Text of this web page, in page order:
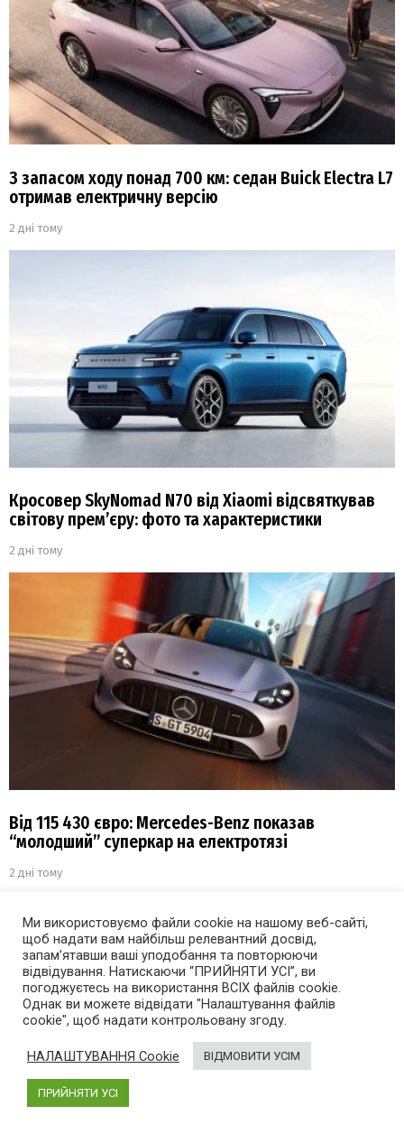
З запасом ходу понад 700 км: седан Buick Electra L7
отримав електричну версію
2 дні тому
Кросовер SkyNomad N70 від Xiaomi відсвяткував
світову прем’єру: фото та характеристики
2 дні тому
Від 115 430 євро: Mercedes-Benz показав
“молодший” суперкар на електротязі
2 дні тому
Ми використовуємо файли cookie на нашому веб-сайті,
щоб надати вам найбільш релевантний досвід,
запам’ятавши ваші уподобання та повторюючи
відвідування. Натискаючи “ПРИЙНЯТИ УСІ”, ви
погоджуєтесь на використання ВСІХ файлів cookie.
Однак ви можете відвідати "Налаштування файлів
cookie", щоб надати контрольовану згоду.
НАЛАШТУВАННЯ Cookie ВІДМОВИТИ УСІМ
ПРИЙНЯТИ УСІ